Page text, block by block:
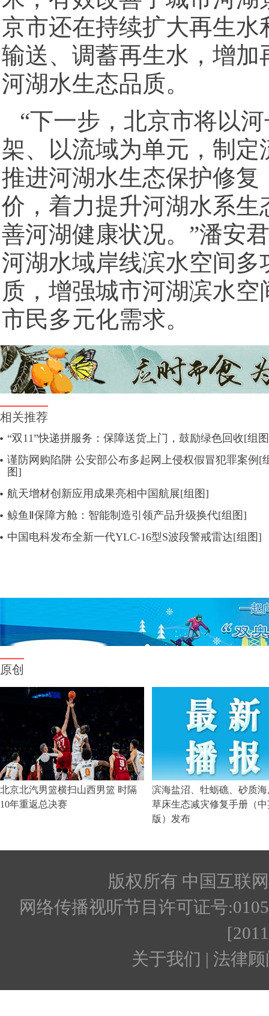
京市还在持续扩大再生
输送、调蓄再生水，增
河湖水生态品质。
“下一步，北京市将以
架、以流域为单元，制
推进河湖水生态保护修
价，着力提升河湖水系
善河湖健康状况。”潘安
河湖水域岸线滨水空间
质，增强城市河湖滨水
市民多元化需求。
相关推荐
“双11”快递拼服务：保障送货上门，鼓励绿色回收[组
谨防网购陷阱 公安部公布多起网上侵权假冒犯罪案例[
图]
航天增材创新应用成果亮相中国航展[组图]
鲸鱼Ⅱ保障方舱：智能制造引领产品升级换代[组图]
中国电科发布全新一代YLC-16型S波段警戒雷达[组图]
版权所有 中国互联
网络传播视听节目许可证号
关于我们 | 法律